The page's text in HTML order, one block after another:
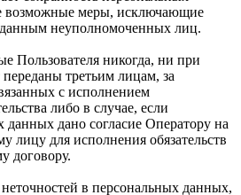
возможные меры, исключающие
неуполномоченных лиц.
Пользователя никогда, ни при
третьим лицам, за
с исполнением
либо в случае, если
данных дано согласие Оператору на
лицу для исполнения обязательств
договору.
в персональных данных,